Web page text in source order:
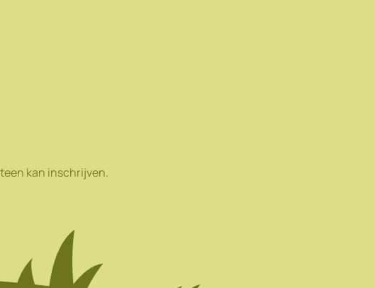
kan inschrijven.